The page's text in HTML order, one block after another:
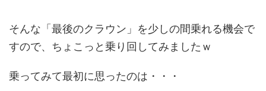
そんな「最後のクラウン」を少しの間乗れる機会で
すので、ちょこっと乗り回してみましたｗ
乗ってみて最初に思ったのは・・・